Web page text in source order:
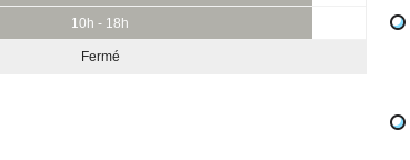
10h - 18h
Fermé